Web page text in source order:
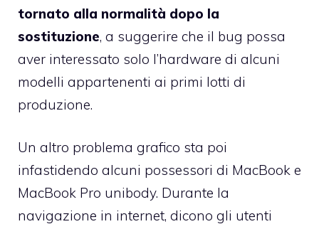
tornato alla normalità dopo la
sostituzione, a suggerire che il bug possa
aver interessato solo l’hardware di alcuni
modelli appartenenti ai primi lotti di
produzione.
Un altro problema grafico sta poi
infastidendo alcuni possessori di MacBook e
MacBook Pro unibody. Durante la
navigazione in internet, dicono gli utenti